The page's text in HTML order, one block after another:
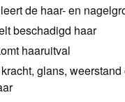
de haar- en
beschadigd haar
haaruitval
glans,